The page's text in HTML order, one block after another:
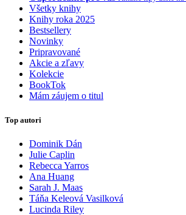
Všetky knihy
Knihy roka 2025
Bestsellery
Novinky
Pripravované
Akcie a zľavy
Kolekcie
BookTok
Mám záujem o titul
Top autori
Dominik Dán
Julie Caplin
Rebecca Yarros
Ana Huang
Sarah J. Maas
Táňa Keleová Vasilková
Lucinda Riley